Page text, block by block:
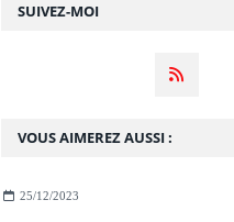
SUIVEZ-MOI
VOUS AIMEREZ AUSSI :
25/12/2023